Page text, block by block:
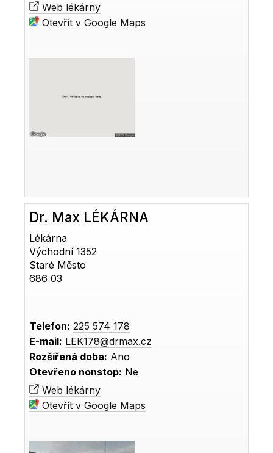
Web lékárny
Otevřít v Google Maps
Dr. Max LÉKÁRNA
Lékárna
Východní 1352
Staré Město
686 03
Telefon: 225 574 178
E-mail: LEK178@drmax.cz
Rozšířená doba: Ano
Otevřeno nonstop: Ne
Web lékárny
Otevřít v Google Maps